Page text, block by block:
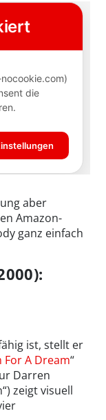
aber
Amazon-
ganz einfach
ist, stellt er
For A Dream“
Darren
zeigt visuell